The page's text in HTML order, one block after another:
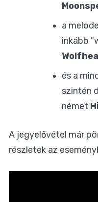
a
inkább
és a
szintén
német
A jegyelővétel már
részletek az